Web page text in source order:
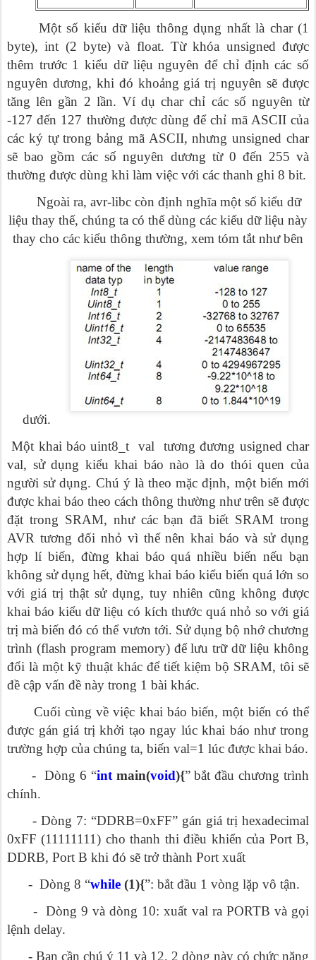
Một số kiểu dữ liệu thông dụng nhất là char (1
byte), int (2 byte) và float. Từ khóa unsigned được
thêm trước 1 kiểu dữ liệu nguyên để chỉ định các số
nguyên dương, khi đó khoảng giá trị nguyên sẽ được
tăng lên gần 2 lần. Ví dụ char chỉ các số nguyên từ
-127 đến 127 thường được dùng để chỉ mã ASCII của
các ký tự trong bảng mã ASCII, nhưng unsigned char
sẽ bao gồm các số nguyên dương từ 0 đến 255 và
thường được dùng khi làm việc với các thanh ghi 8 bit.
Ngoài ra, avr-libc còn định nghĩa một số kiểu dữ
liệu thay thế, chúng ta có thể dùng các kiểu dữ liệu này
thay cho các kiểu thông thường, xem tóm tắt như bên
dưới.
Một khai báo uint8_t val tương đương usigned char
val, sử dụng kiểu khai báo nào là do thói quen của
người sử dụng. Chú ý là theo mặc định, một biến mới
được khai báo theo cách thông thường như trên sẽ được
đặt trong SRAM, như các bạn đã biết SRAM trong
AVR tương đối nhỏ vì thế nên khai báo và sử dụng
hợp lí biến, đừng khai báo quá nhiều biến nếu bạn
không sử dụng hết, đừng khai báo kiểu biến quá lớn so
với giá trị thật sử dụng, tuy nhiên cũng không được
khai báo kiểu dữ liệu có kích thước quá nhỏ so với giá
trị mà biến đó có thể vươn tới. Sử dụng bộ nhớ chương
trình (flash program memory) để lưu trữ dữ liệu không
đổi là một kỹ thuật khác để tiết kiệm bộ SRAM, tôi sẽ
đề cập vấn đề này trong 1 bài khác.
Cuối cùng về việc khai báo biến, một biến có thể
được gán giá trị khởi tạo ngay lúc khai báo như trong
trường hợp của chúng ta, biến val=1 lúc được khai báo.
- Dòng 6 “int main(void){” bắt đầu chương trình
chính.
- Dòng 7: “DDRB=0xFF” gán giá trị hexadecimal
0xFF (11111111) cho thanh thi điều khiển của Port B,
DDRB, Port B khi đó sẽ trở thành Port xuất
- Dòng 8 “while (1){”: bắt đầu 1 vòng lặp vô tận.
- Dòng 9 và dòng 10: xuất val ra PORTB và gọi
lệnh delay.
- Bạn cần chú ý 11 và 12, 2 dòng này có chức năng